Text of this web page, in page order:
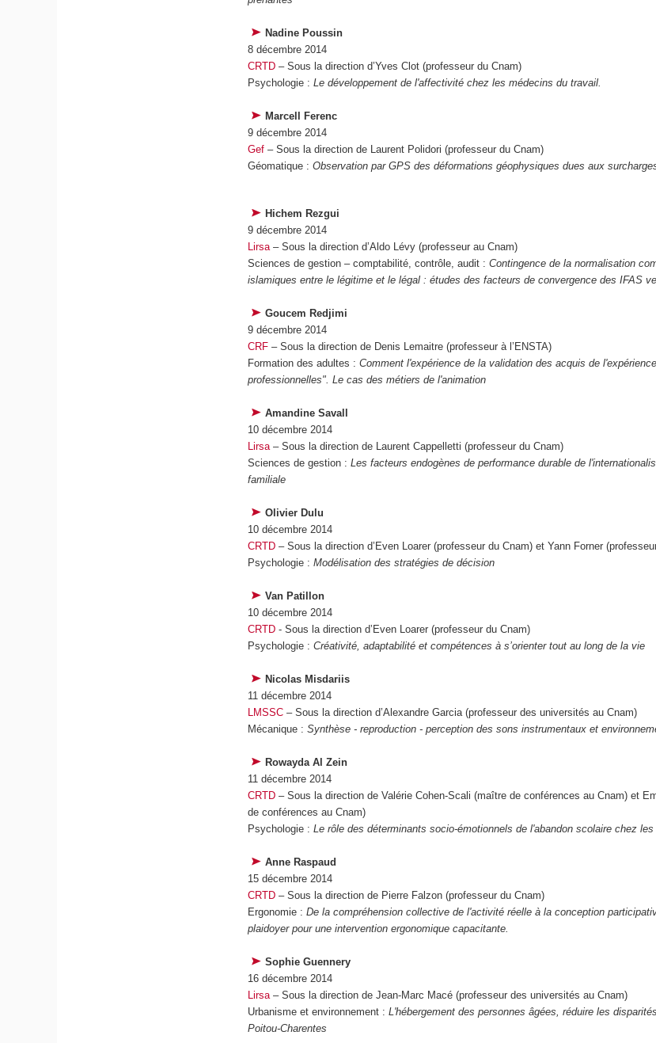
Nadine Poussin
8 décembre 2014
CRTD – Sous la direction d’Yves Clot (professeur du Cnam)
Psychologie :Le développement de l'affectivité chez les médecins du travail.
Marcell Ferenc
9 décembre 2014
Gef – Sous la direction de Laurent Polidori (professeur du Cnam)
Géomatique :Observation par GPS des déformations géophysiques dues aux
Hichem Rezgui
9 décembre 2014
Lirsa – Sous la direction d’Aldo Lévy (professeur au Cnam)
Sciences de gestion – comptabilité, contrôle, audit :Contingence de la normalisation
islamiques entre le légitime et le légal : études des facteurs de convergence des IFAS
Goucem Redjimi
9 décembre 2014
CRF – Sous la direction de Denis Lemaitre (professeur à l’ENSTA)
Formation des adultes :Comment l'expérience de la validation des acquis de
professionnelles". Le cas des métiers de l'animation
Amandine Savall
10 décembre 2014
Lirsa – Sous la direction de Laurent Cappelletti (professeur du Cnam)
Sciences de gestion :Les facteurs endogènes de performance durable de
familiale
Olivier Dulu
10 décembre 2014
CRTD – Sous la direction d’Even Loarer (professeur du Cnam) et Yann Forner
Psychologie :Modélisation des stratégies de décision
Van Patillon
10 décembre 2014
CRTD - Sous la direction d’Even Loarer (professeur du Cnam)
Psychologie : Créativité, adaptabilité et compétences à s’orienter tout au long de la vie
Nicolas Misdariis
11 décembre 2014
LMSSC – Sous la direction d’Alexandre Garcia (professeur des universités au Cnam)
Mécanique :Synthèse - reproduction - perception des sons instrumentaux et
Rowayda Al Zein
11 décembre 2014
CRTD – Sous la direction de Valérie Cohen-Scali (maître de conférences au Cnam) et
de conférences au Cnam)
Psychologie :Le rôle des déterminants socio-émotionnels de l'abandon scolaire chez
Anne Raspaud
15 décembre 2014
CRTD – Sous la direction de Pierre Falzon (professeur du Cnam)
Ergonomie :De la compréhension collective de l'activité réelle à la conception
plaidoyer pour une intervention ergonomique capacitante.
Sophie Guennery
16 décembre 2014
Lirsa – Sous la direction de Jean-Marc Macé (professeur des universités au Cnam)
Urbanisme et environnement :L'hébergement des personnes âgées, réduire les
Poitou-Charentes